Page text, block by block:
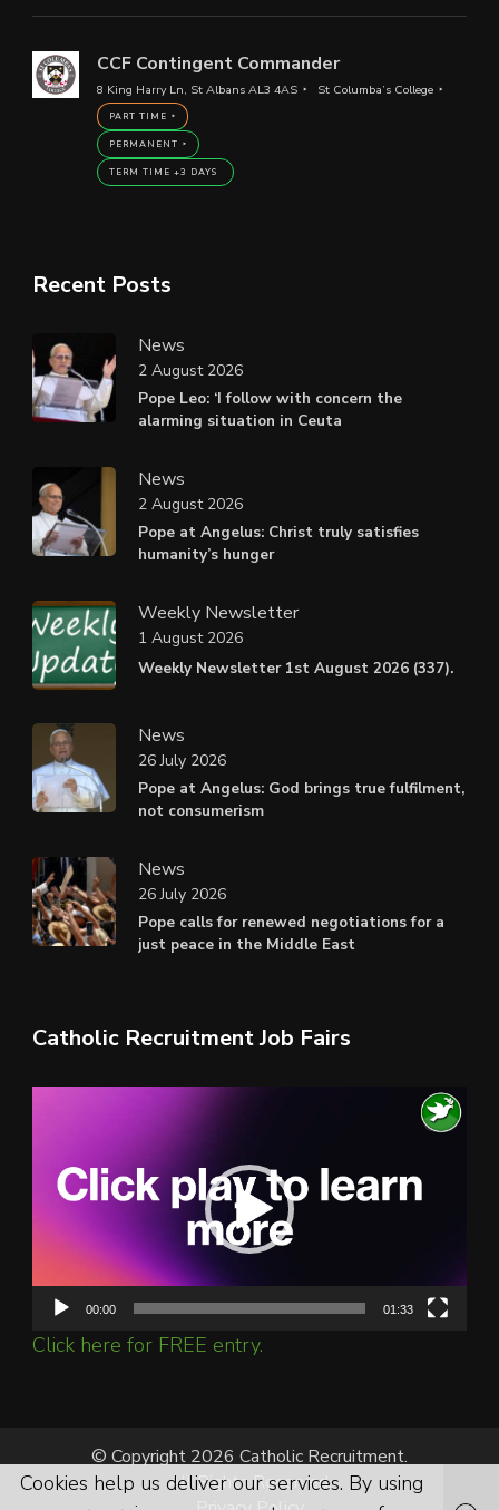
CCF Contingent Commander
8 King Harry Ln, St Albans AL3 4AS St Columba’s College
PART TIME
PERMANENT
TERM TIME +3 DAYS
Recent Posts
News
Pope Leo: ‘I follow with concern the
alarming situation in Ceuta
2 August 2026
News
Pope at Angelus: Christ truly satisfies
humanity’s hunger
2 August 2026
Weekly Newsletter
Weekly Newsletter 1st August 2026 (337).
1 August 2026
News
Pope at Angelus: God brings true fulfilment,
not consumerism
26 July 2026
News
Pope calls for renewed negotiations for a
just peace in the Middle East
26 July 2026
Catholic Recruitment Job Fairs
00:00 01:33
Click here for FREE entry.
© Copyright 2026 Catholic Recruitment.
All Rights Reserved.
Cookies help us deliver our services. By using